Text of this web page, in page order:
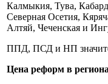
Калмыкия, Тува,
Северная Осетия,
Алтяй, Чеченская и
ППД, ПСД и НП
Цена реформ в